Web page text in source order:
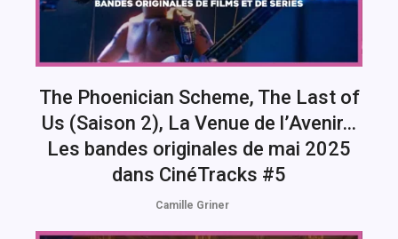
The Phoenician Scheme, The Last of
Us (Saison 2), La Venue de l’Avenir…
Les bandes originales de mai 2025
dans CinéTracks #5
Camille Griner